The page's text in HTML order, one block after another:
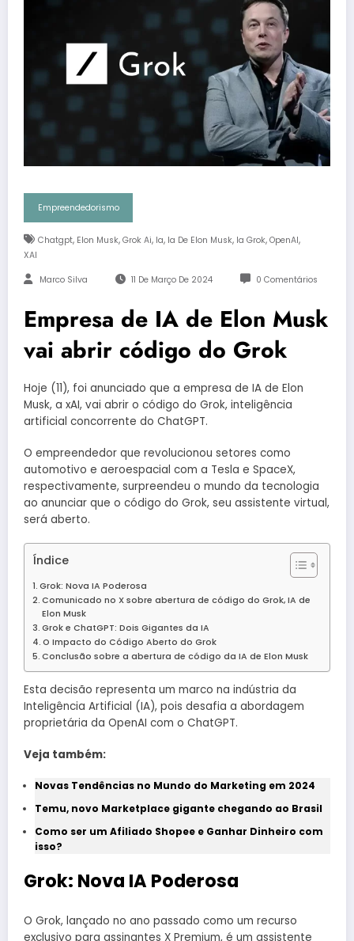
Empreendedorismo
Chatgpt, Elon Musk, Grok Ai, Ia, Ia De Elon Musk, Ia Grok, OpenAI,
XAI
Marco Silva 11 De Março De 2024 0 Comentários
Empresa de IA de Elon Musk
vai abrir código do Grok
Hoje (11), foi anunciado que a empresa de IA de Elon
Musk, a xAI, vai abrir o código do Grok, inteligência
artificial concorrente do ChatGPT.
O empreendedor que revolucionou setores como
automotivo e aeroespacial com a Tesla e SpaceX,
respectivamente, surpreendeu o mundo da tecnologia
ao anunciar que o código do Grok, seu assistente virtual,
será aberto.
Índice
Grok: Nova IA Poderosa
Comunicado no X sobre abertura de código do Grok, IA de
Elon Musk
Grok e ChatGPT: Dois Gigantes da IA
O Impacto do Código Aberto do Grok
Conclusão sobre a abertura de código da IA de Elon Musk
Esta decisão representa um marco na indústria da
Inteligência Artificial (IA), pois desafia a abordagem
proprietária da OpenAI com o ChatGPT.
Veja também:
Novas Tendências no Mundo do Marketing em 2024
Temu, novo Marketplace gigante chegando ao Brasil
Como ser um Afiliado Shopee e Ganhar Dinheiro com
isso?
Grok: Nova IA Poderosa
O Grok, lançado no ano passado como um recurso
exclusivo para assinantes X Premium, é um assistente